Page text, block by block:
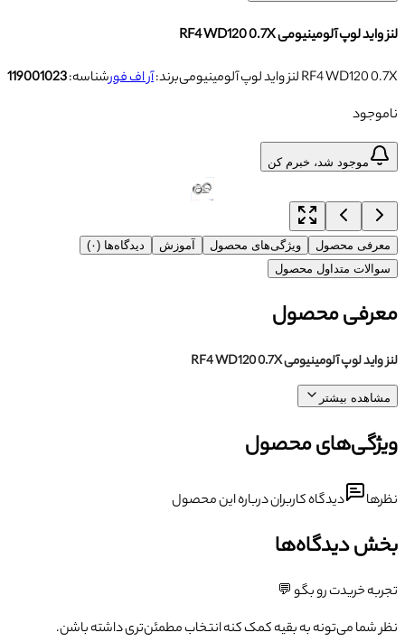
لنز واید لوپ آلومینیومی RF4 WD120 0.7X
لنز واید لوپ آلومینیومی RF4 WD120 0.7X
برند:آر اف فورشناسه:119001023
ناموجود
موجود شد، خبرم کن
معرفی محصول ویژگی‌های محصول آموزش
دیدگاه‌ها (۰)
سوالات متداول محصول
معرفی محصول
لنز واید لوپ آلومینیومی RF4 WD120 0.7X
مشاهده بیشتر
ویژگی‌های محصول
نظرها دیدگاه کاربران درباره این محصول
بخش دیدگاه‌ها
تجربه خریدت رو بگو 💬
نظر شما می‌تونه به بقیه کمک کنه انتخاب مطمئن‌تری داشته باشن.